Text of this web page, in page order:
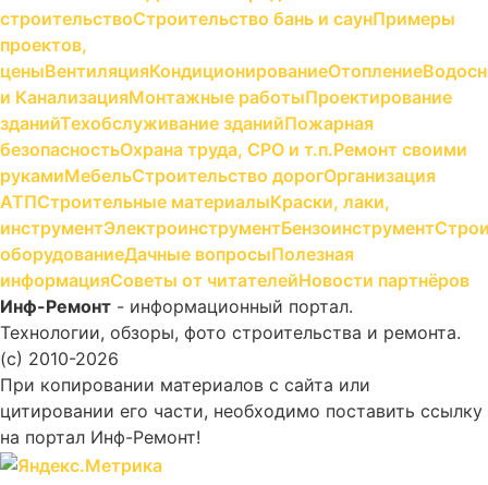
строительствоСтроительство бань и саунПримеры
проектов,
ценыВентиляцияКондиционированиеОтопление
и КанализацияМонтажные работыПроектирование
зданийТехобслуживание зданийПожарная
безопасностьОхрана труда, СРО и т.п.Ремонт своими
рукамиМебельСтроительство дорогОрганизация
АТПСтроительные материалыКраски, лаки,
инструментЭлектроинструментБензоинструмент
оборудованиеДачные вопросыПолезная
информацияСоветы от читателейНовости партнёров
Инф-Ремонт - информационный портал.
Технологии, обзоры, фото строительства и ремонта.
(c) 2010-2026
При копировании материалов с сайта или
цитировании его части, необходимо поставить ссылку
на портал Инф-Ремонт!